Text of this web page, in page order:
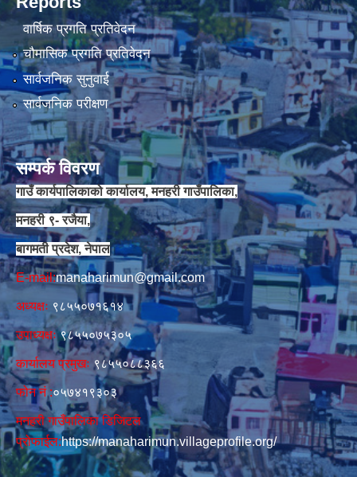
वार्षिक प्रगति प्रतिवेदन
चौमासिक प्रगति प्रतिवेदन
सार्वजनिक सुनुवाई
सार्वजनिक परीक्षण
सम्पर्क विवरण
गाउँ कार्यपालिकाको कार्यालय, मनहरी गाउँपालिका,
मनहरी ९- रजैया,
बागमती प्रदेश, नेपाल
E-mail:manaharimun@gmail.com
अध्यक्षः ९८५५०७१६१४
उपाध्यक्षः९८५५०७५३०५
कार्यालय प्रमुखः ९८५५०८८३६६
फोन नं‍‌ :०५७४१९३०३
मनहरी गाउँपालिका डिजिटल
प्रोफाईल:https://manaharimun.villageprofile.org/